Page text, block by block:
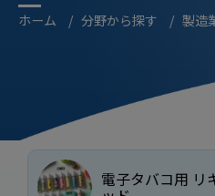
ホーム 分野から探す 製造
電子タバコ用 リ